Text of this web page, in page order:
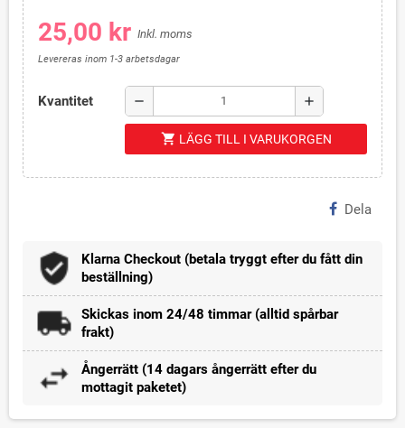
25,00 kr Inkl. moms
Levereras inom 1-3 arbetsdagar
Kvantitet remove add
shopping_cart LÄGG TILL I VARUKORGEN
Dela
Klarna Checkout (betala tryggt efter du fått din
beställning)
Skickas inom 24/48 timmar (alltid spårbar
frakt)
Ångerrätt (14 dagars ångerrätt efter du
mottagit paketet)